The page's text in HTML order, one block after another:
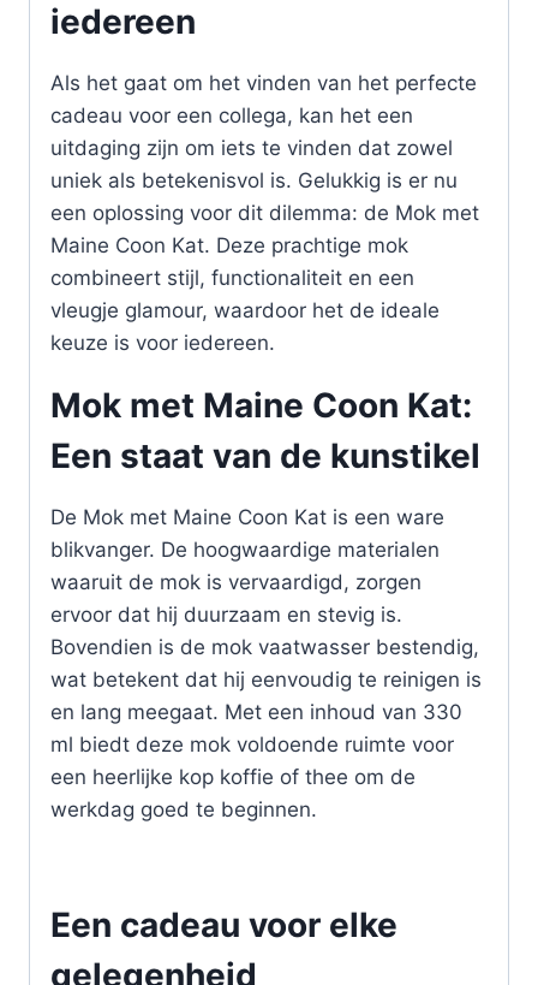
iedereen
Als het gaat om het vinden van het perfecte
cadeau voor een collega, kan het een
uitdaging zijn om iets te vinden dat zowel
uniek als betekenisvol is. Gelukkig is er nu
een oplossing voor dit dilemma: de Mok met
Maine Coon Kat. Deze prachtige mok
combineert stijl, functionaliteit en een
vleugje glamour, waardoor het de ideale
keuze is voor iedereen.
Mok met Maine Coon Kat:
Een staat van de kunstikel
De Mok met Maine Coon Kat is een ware
blikvanger. De hoogwaardige materialen
waaruit de mok is vervaardigd, zorgen
ervoor dat hij duurzaam en stevig is.
Bovendien is de mok vaatwasser bestendig,
wat betekent dat hij eenvoudig te reinigen is
en lang meegaat. Met een inhoud van 330
ml biedt deze mok voldoende ruimte voor
een heerlijke kop koffie of thee om de
werkdag goed te beginnen.
Een cadeau voor elke
gelegenheid